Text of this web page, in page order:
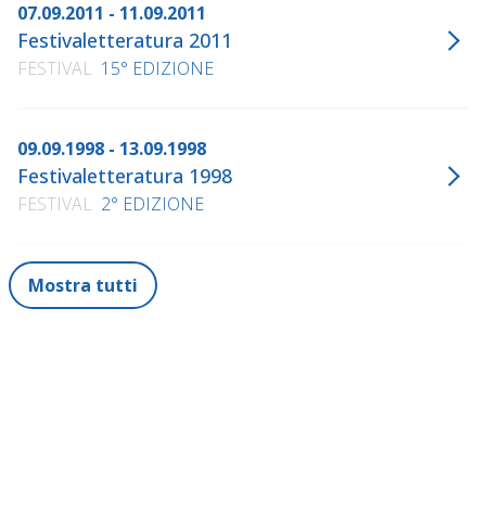
07.09.2011 - 11.09.2011
Festivaletteratura 2011
FESTIVAL 15° EDIZIONE
09.09.1998 - 13.09.1998
Festivaletteratura 1998
FESTIVAL 2° EDIZIONE
Mostra tutti